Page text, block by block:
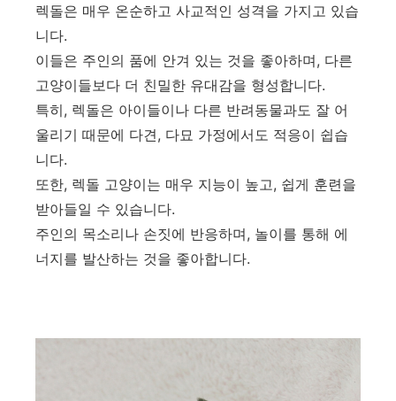
렉돌은 매우 온순하고 사교적인 성격을 가지고 있습
니다.
이들은 주인의 품에 안겨 있는 것을 좋아하며, 다른
고양이들보다 더 친밀한 유대감을 형성합니다.
특히, 렉돌은 아이들이나 다른 반려동물과도 잘 어
울리기 때문에 다견, 다묘 가정에서도 적응이 쉽습
니다.
또한, 렉돌 고양이는 매우 지능이 높고, 쉽게 훈련을
받아들일 수 있습니다.
주인의 목소리나 손짓에 반응하며, 놀이를 통해 에
너지를 발산하는 것을 좋아합니다.